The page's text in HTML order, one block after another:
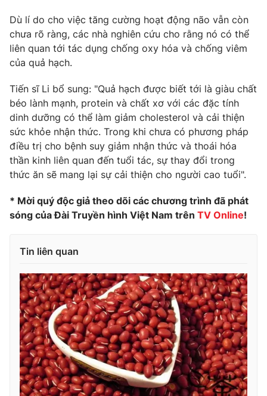
Sản phẩm
Thị trường
Giao lưu trực tuyến
Lịch phát sóng
Chuyên mục khác
Emagazine Podcast
Photo Infographic
Shorts video
VTV Money VTV Thể thao
VTV Sức khoẻ
Thị trường 24h Tấm lòng Việt
VTV4 Vươn mình bằng AI
VTV9 VTV8
Liên hệ tòa soạn English
Dù lí do cho việc tăng cường hoạt động não vẫn còn
chưa rõ ràng, các nhà nghiên cứu cho rằng nó có thể
liên quan tới tác dụng chống oxy hóa và chống viêm
của quả hạch.
Tiến sĩ Li bổ sung: "Quả hạch được biết tới là giàu chất
béo lành mạnh, protein và chất xơ với các đặc tính
dinh dưỡng có thể làm giảm cholesterol và cải thiện
sức khỏe nhận thức. Trong khi chưa có phương pháp
điều trị cho bệnh suy giảm nhận thức và thoái hóa
thần kinh liên quan đến tuổi tác, sự thay đổi trong
thức ăn sẽ mang lại sự cải thiện cho người cao tuổi".
* Mời quý độc giả theo dõi các chương trình đã phát
sóng của Đài Truyền hình Việt Nam trên TV Online!
Tin liên quan